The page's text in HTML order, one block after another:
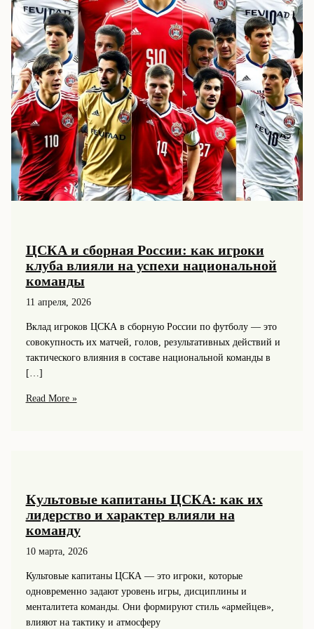
ЦСКА и сборная России: как игроки
клуба влияли на успехи национальной
команды
11 апреля, 2026
Вклад игроков ЦСКА в сборную России по футболу — это
совокупность их матчей, голов, результативных действий и
тактического влияния в составе национальной команды в
[…]
ЦСКА
влияли
на
успехи
национальной
Read More »
Культовые капитаны ЦСКА: как их
лидерство и характер влияли на
команду
10 марта, 2026
Культовые капитаны ЦСКА — это игроки, которые
одновременно задают уровень игры, дисциплины и
менталитета команды. Они формируют стиль «армейцев»,
влияют на тактику и атмосферу